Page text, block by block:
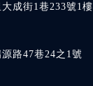
成街1巷233號1樓
路47巷24之1號